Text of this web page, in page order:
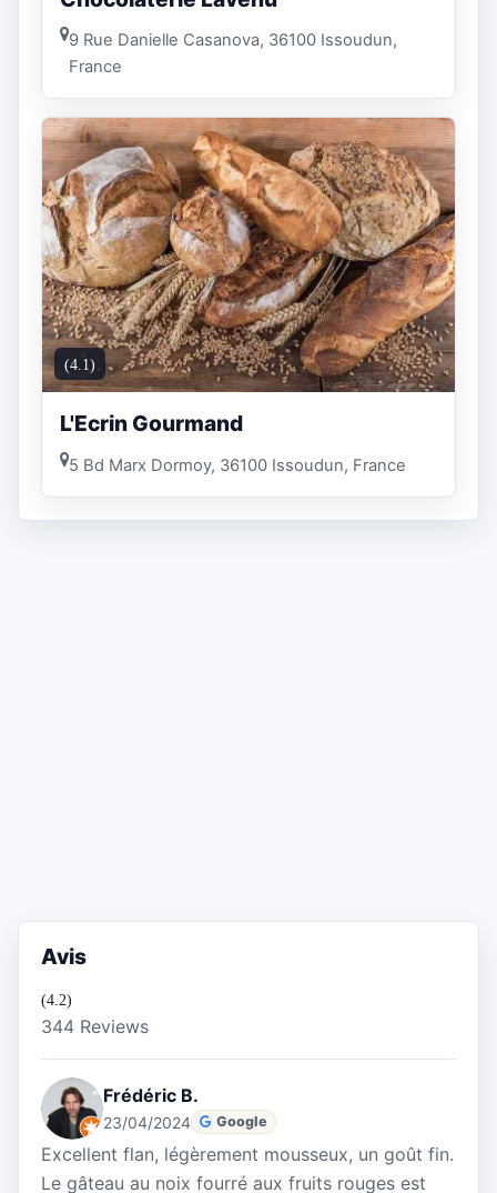
9 Rue Danielle Casanova, 36100 Issoudun,
France
(4.1)
L'Ecrin Gourmand
5 Bd Marx Dormoy, 36100 Issoudun, France
Avis
(4.2)
344 Reviews
Frédéric B.
23/04/2024 Google
Excellent flan, légèrement mousseux, un goût fin.
Le gâteau au noix fourré aux fruits rouges est